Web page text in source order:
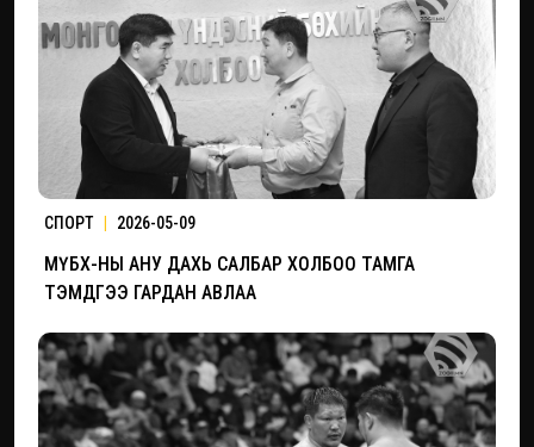
СПОРТ 2026-05-09
МҮБХ-НЫ АНУ ДАХЬ САЛБАР ХОЛБОО ТАМГА
ТЭМДГЭЭ ГАРДАН АВЛАА